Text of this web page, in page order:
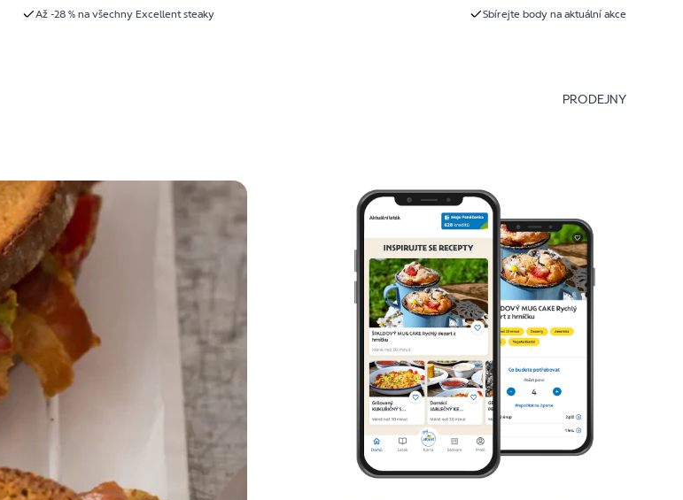
Až -28 % na všechny Excellent steaky Sbírejte body na aktuální akce
PRODEJNY